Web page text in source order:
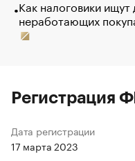
Как налоговики
неработающих
Регистрация
Дата регистрации
17 марта 2023